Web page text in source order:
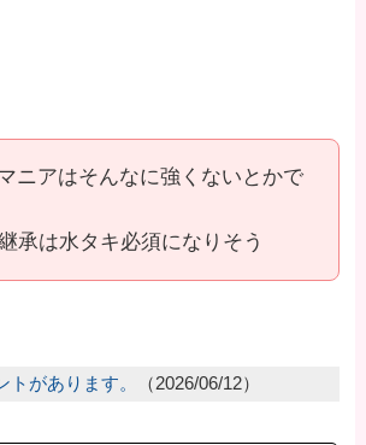
ニアはそんなに強くないとかで
承は水タキ必須になりそう
があります。 （2026/06/12）